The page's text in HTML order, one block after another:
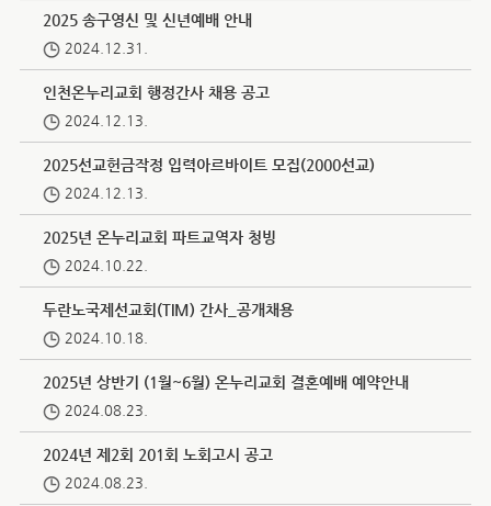
2025 송구영신 및 신년예배 안내
2024.12.31.
인천온누리교회 행정간사 채용 공고
2024.12.13.
2025선교헌금작정 입력아르바이트 모집(2000선교)
2024.12.13.
2025년 온누리교회 파트교역자 청빙
2024.10.22.
두란노국제선교회(TIM) 간사_공개채용
2024.10.18.
2025년 상반기 (1월~6월) 온누리교회 결혼예배 예약안내
2024.08.23.
2024년 제2회 201회 노회고시 공고
2024.08.23.